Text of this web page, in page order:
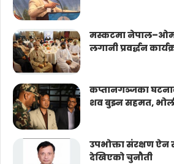
मस्कटमा
लगानी प्रवर्द्धन
कप्तानगञ्जका
शव बुझ्न सहमत,
उपभोक्ता संरक्षण ऐन र
देखिएको चुनौती